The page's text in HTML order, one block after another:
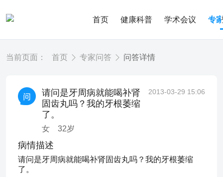
首页 健康科普 学术会议 专
当前页面： 首页 专家问答 问答详情
请问是牙周病就能喝补肾
固齿丸吗？我的牙根萎缩
了。
女 32岁
2013-03-29 15:06
病情描述
请问是牙周病就能喝补肾固齿丸吗？我的牙根萎缩
了。